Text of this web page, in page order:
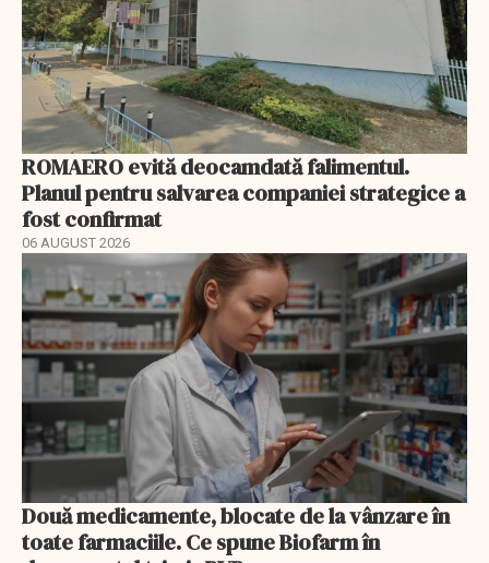
ROMAERO evită deocamdată falimentul.
Planul pentru salvarea companiei strategice a
fost confirmat
06 AUGUST 2026
Două medicamente, blocate de la vânzare în
toate farmaciile. Ce spune Biofarm în